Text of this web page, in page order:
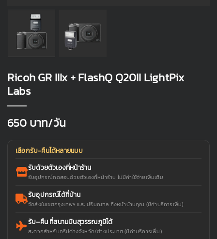
Ricoh GR IIIx + FlashQ Q20II LightPix
Labs
650 บาท/วัน
เลือกรับ-คืนได้หลายแบบ
รับด้วยตัวเองที่หน้าร้าน
รับอุปกรณ์ทดสอบด้วยตัวเองที่หน้าร้าน ไม่มีค่าใช้จ่ายเพิ่มเติม
รับอุปกรณ์ได้ที่บ้าน
จัดส่งในเขตกรุงเทพฯ และ ปริมณฑล ถึงหน้าบ้านคุณ (มีค่าบริการเพิ่ม)
รับ–คืน ที่สนามบินสุวรรณภูมิได้
สะดวกสำหรับทริปต่างจังหวัด/ต่างประเทศ (มีค่าบริการเพิ่ม)